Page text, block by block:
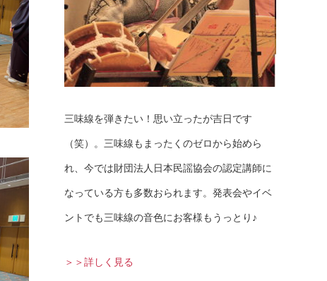
三味線を弾きたい！思い立ったが吉日です
（笑）。三味線もまったくのゼロから始めら
れ、今では財団法人日本民謡協会の認定講師に
なっている方も多数おられます。発表会やイベ
ントでも三味線の音色にお客様もうっとり♪
＞＞詳しく見る